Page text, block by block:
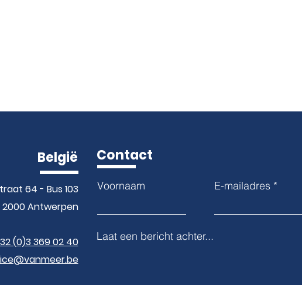
België
64 - Bus 103
2000 Antwerpen
(0)3 369 02 40
Contact
Voornaam E-mailadres
Laat een bericht achter...